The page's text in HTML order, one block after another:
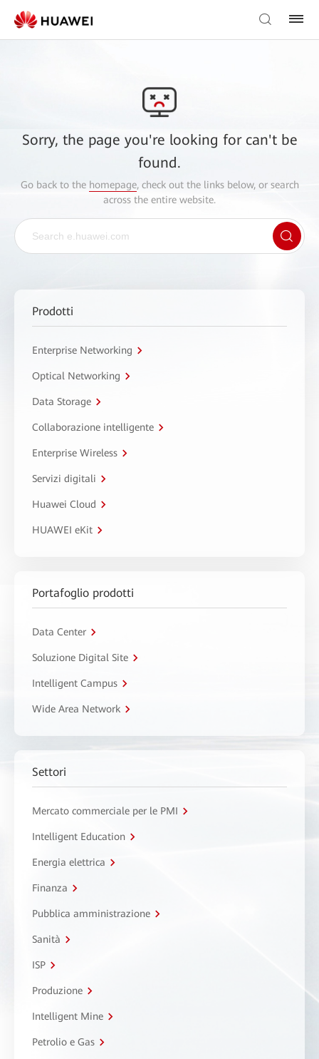
Sorry, the page you're looking for can't be
found.
Go back to the homepage, check out the links below, or search
across the entire website.
Prodotti
Enterprise Networking
Optical Networking
Data Storage
Collaborazione intelligente
Enterprise Wireless
Servizi digitali
Huawei Cloud
HUAWEI eKit
Portafoglio prodotti
Data Center
Soluzione Digital Site
Intelligent Campus
Wide Area Network
Settori
Mercato commerciale per le PMI
Intelligent Education
Energia elettrica
Finanza
Pubblica amministrazione
Sanità
ISP
Produzione
Intelligent Mine
Petrolio e Gas